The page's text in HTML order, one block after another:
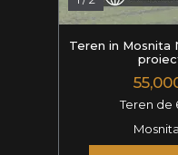
Teren in Mosnita
Teren de